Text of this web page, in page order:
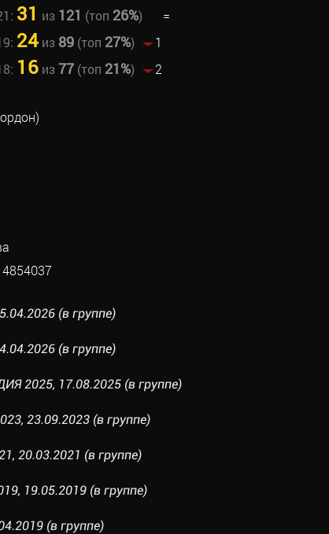
31 из 121 (топ 26%)
=
24из 89(топ 27%)
1
16из77(топ 21%)
2
4854037
(в группе)
(в группе)
2025, 17.08.2025 (в группе)
23.09.2023 (в группе)
20.03.2021 (в группе)
19.05.2019 (в группе)
(в группе)